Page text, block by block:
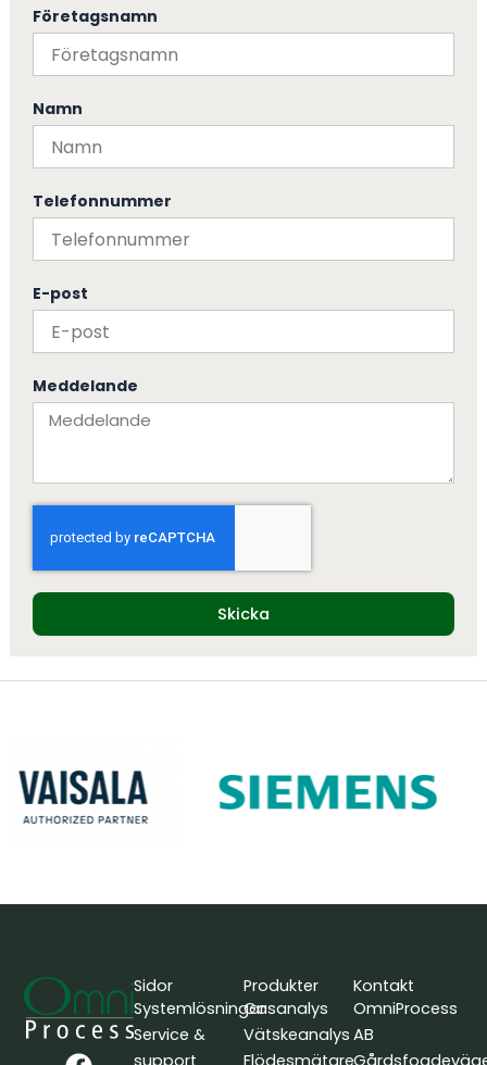
Företagsnamn
Namn
Telefonnummer
E-post
Meddelande
Skicka
F
L
Y
Sidor
Systemlösningar
Service &
Produkter
Gasanalys
Vätskeanalys
Kontakt
OmniProcess
AB